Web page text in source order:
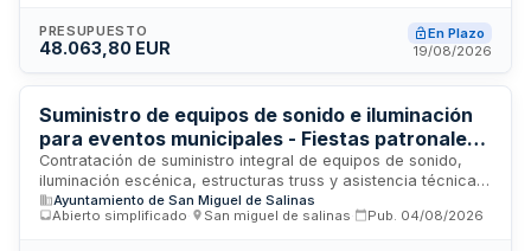
como las Fiestas de Barrios, Pedanías y otras actividades
municipales. El contrato se divide en tres lotes que cubren el
escenarios para fiestas de barrios y pedanías, y equipos
técnicos de sonido e iluminación con servicios de instalación
y personal especializado.
PRESUPUESTO
48.063,80 EUR
En Plazo
19/08/2026
Suministro de equipos de sonido e iluminación
para eventos municipales - Fiestas patronales,
feria del comercio y Navidad
Contratación de suministro integral de equipos de sonido,
iluminación escénica, estructuras truss y asistencia técnica
para las fiestas patronales, feria del comercio y
celebraciones navideñas. El servicio incluye instalación,
Ayuntamiento de San Miguel de Salinas
Abierto simplificado
San miguel de salinas Pub. 04/08/2026